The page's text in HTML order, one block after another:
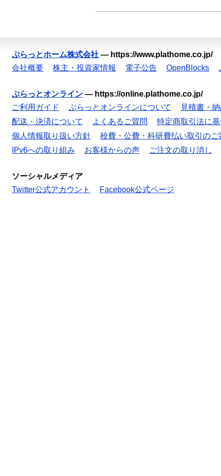
ぷらっとホーム株式会社 — https://www.plathome.co.jp/
会社概要
株主・投資家情報 電子公告 OpenBlocks
ぷらっとオンライン — https://online.plathome.co.jp/
ご利用ガイド
ぷらっとオンラインについて
見積書・
配送・決済について
よくあるご質問
特定商取引法に
個人情報取り扱い方針
校費・公費・科研費払い取引のご
IPv6への取り組み
お客様からの声 ご注文の取り消し
ソーシャルメディア
Twitter公式アカウント
Facebook公式ページ